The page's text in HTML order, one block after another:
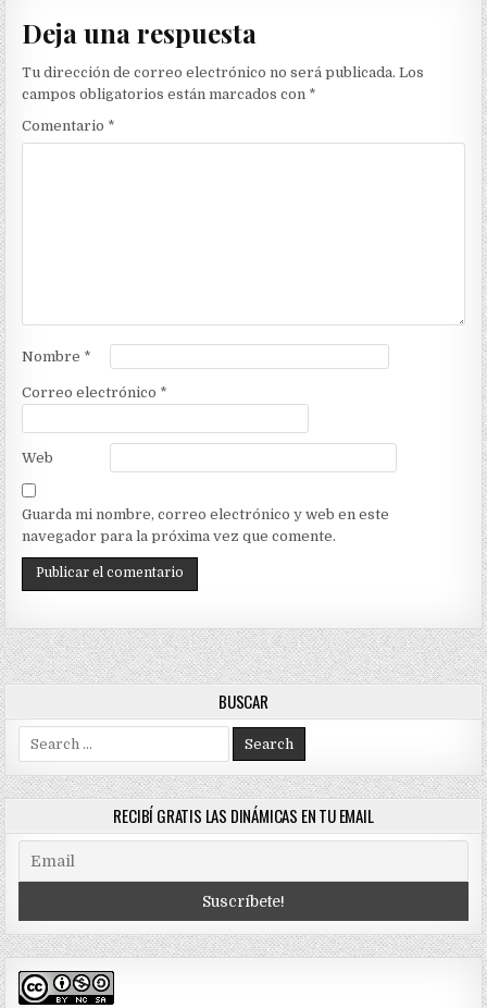
Deja una respuesta
Tu dirección de correo electrónico no será publicada. Los
campos obligatorios están marcados con *
Comentario *
Nombre *
Correo electrónico *
Web
Guarda mi nombre, correo electrónico y web en este
navegador para la próxima vez que comente.
BUSCAR
Search
for:
RECIBÍ GRATIS LAS DINÁMICAS EN TU EMAIL